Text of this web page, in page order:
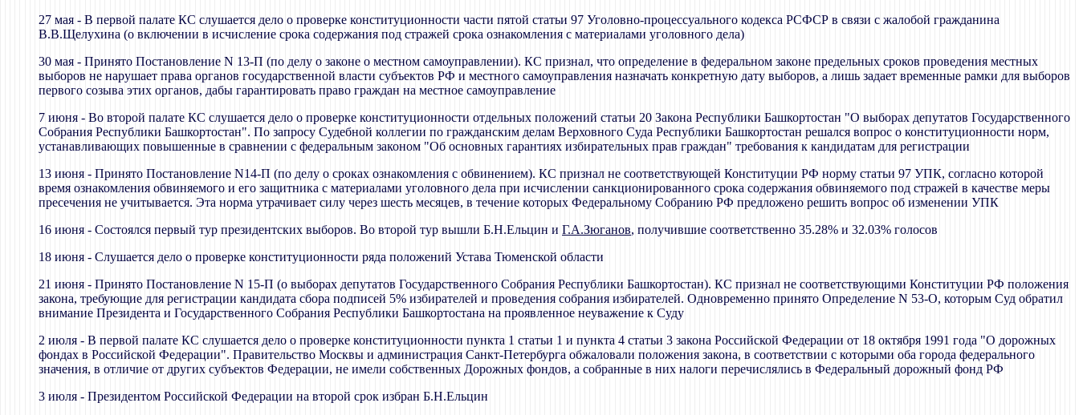
27 мая - В первой палате КС слушается дело о проверке конституционности части пятой статьи 97 Уголовно-процессуального кодекса РСФСР в связи с жалобой гражданина
В.В.Щелухина (о включении в исчисление срока содержания под стражей срока ознакомления с материалами уголовного дела)
30 мая - Принято Постановление N 13-П (по делу о законе о местном самоуправлении). КС признал, что определение в федеральном законе предельных сроков проведения местных
выборов не нарушает права органов государственной власти субъектов РФ и местного самоуправления назначать конкретную дату выборов, а лишь задает временные рамки для выборов
первого созыва этих органов, дабы гарантировать право граждан на местное самоуправление
7 июня - Во второй палате КС слушается дело о проверке конституционности отдельных положений статьи 20 Закона Республики Башкортостан "О выборах депутатов Государственного
Собрания Республики Башкортостан". По запросу Судебной коллегии по гражданским делам Верховного Суда Республики Башкортостан решался вопрос о конституционности норм,
устанавливающих повышенные в сравнении с федеральным законом "Об основных гарантиях избирательных прав граждан" требования к кандидатам для регистрации
13 июня - Принято Постановление N14-П (по делу о сроках ознакомления с обвинением). КС признал не соответствующей Конституции РФ норму статьи 97 УПК, согласно которой
время ознакомления обвиняемого и его защитника с материалами уголовного дела при исчислении санкционированного срока содержания обвиняемого под стражей в качестве меры
пресечения не учитывается. Эта норма утрачивает силу через шесть месяцев, в течение которых Федеральному Собранию РФ предложено решить вопрос об изменении УПК
16 июня - Состоялся первый тур президентских выборов. Во второй тур вышли Б.Н.Ельцин и Г.А.Зюганов, получившие соответственно 35.28% и 32.03% голосов
18 июня - Слушается дело о проверке конституционности ряда положений Устава Тюменской области
21 июня - Принято Постановление N 15-П (о выборах депутатов Государственного Собрания Республики Башкортостан). КС признал не соответствующими Конституции РФ положения
закона, требующие для регистрации кандидата сбора подписей 5% избирателей и проведения собрания избирателей. Одновременно принято Определение N 53-О, которым Суд обратил
внимание Президента и Государственного Собрания Республики Башкортостана на проявленное неуважение к Суду
2 июля - В первой палате КС слушается дело о проверке конституционности пункта 1 статьи 1 и пункта 4 статьи 3 закона Российской Федерации от 18 октября 1991 года "О дорожных
фондах в Российской Федерации". Правительство Москвы и администрация Санкт-Петербурга обжаловали положения закона, в соответствии с которыми оба города федерального
значения, в отличие от других субъектов Федерации, не имели собственных Дорожных фондов, а собранные в них налоги перечислялись в Федеральный дорожный фонд РФ
3 июля - Президентом Российской Федерации на второй срок избран Б.Н.Ельцин